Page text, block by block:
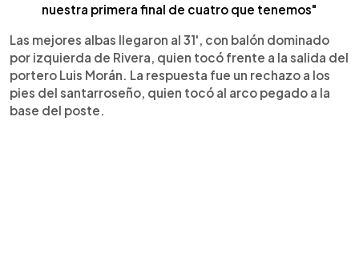
nuestra primera final de cuatro que tenemos"
Las mejores albas llegaron al 31', con balón dominado
por izquierda de Rivera, quien tocó frente a la salida del
portero Luis Morán. La respuesta fue un rechazo a los
pies del santarroseño, quien tocó al arco pegado a la
base del poste.